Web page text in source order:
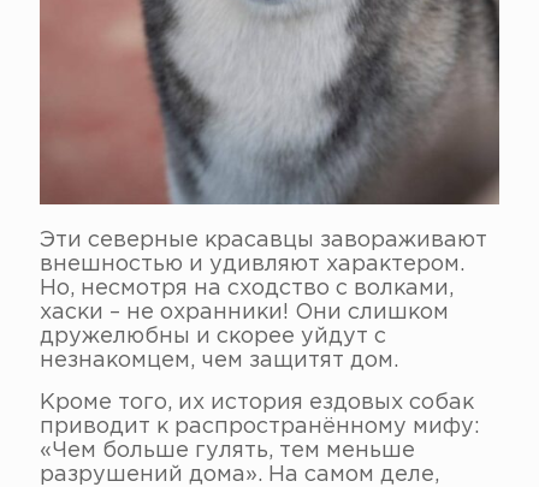
Эти северные красавцы завораживают
внешностью и удивляют характером.
Но, несмотря на сходство с волками,
хаски – не охранники! Они слишком
дружелюбны и скорее уйдут с
незнакомцем, чем защитят дом.
Кроме того, их история ездовых собак
приводит к распространённому мифу:
«Чем больше гулять, тем меньше
разрушений дома». На самом деле,